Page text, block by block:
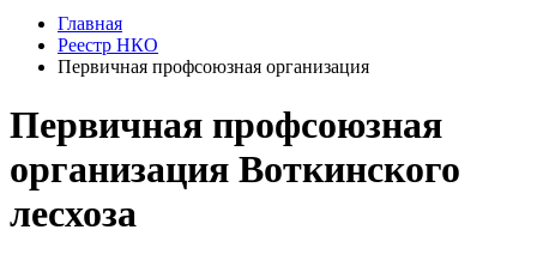
Главная
Реестр НКО
Первичная профсоюзная организация
Первичная профсоюзная
организация Воткинского
лесхоза